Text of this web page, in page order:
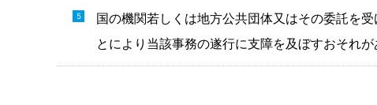
国の機関若しくは地方公共団体又はその委託を
とにより当該事務の遂行に支障を及ぼすおそれが